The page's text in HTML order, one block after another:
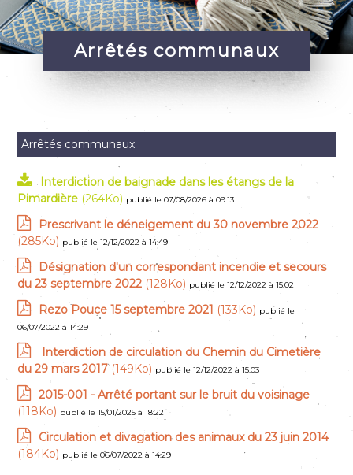
Arrêtés communaux
Arrêtés communaux
Interdiction de baignade dans les étangs de la
Pimardière (264Ko) publié le 07/08/2026 à 09:13
Prescrivant le déneigement du 30 novembre 2022
(285Ko) publié le 12/12/2022 à 14:49
Désignation d'un correspondant incendie et secours
du 23 septembre 2022 (128Ko) publié le 12/12/2022 à 15:02
Rezo Pouce 15 septembre 2021 (133Ko) publié le
06/07/2022 à 14:29
Interdiction de circulation du Chemin du Cimetière
du 29 mars 2017(149Ko) publié le 12/12/2022 à 15:03
2015-001 - Arrêté portant sur le bruit du voisinage
(118Ko) publié le 15/01/2025 à 18:22
Circulation et divagation des animaux du 23 juin 2014
(184Ko) publié le 06/07/2022 à 14:29